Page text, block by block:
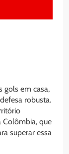
gols em casa,
robusta.
Colômbia, que
superar essa